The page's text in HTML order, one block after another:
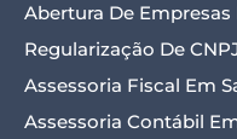
Abertura De Empresas
Regularização De
Assessoria Fiscal Em
Assessoria Contábil